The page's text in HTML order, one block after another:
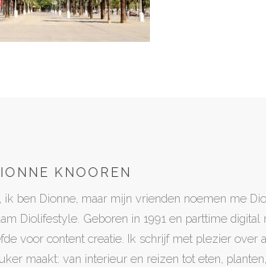
KNOOREN
ik ben Dionne, maar mijn vrienden noemen me
Diolifestyle. Geboren in 1991 en parttime
voor content creatie. Ik schrijf met plezier over
maakt: van interieur en reizen tot eten,